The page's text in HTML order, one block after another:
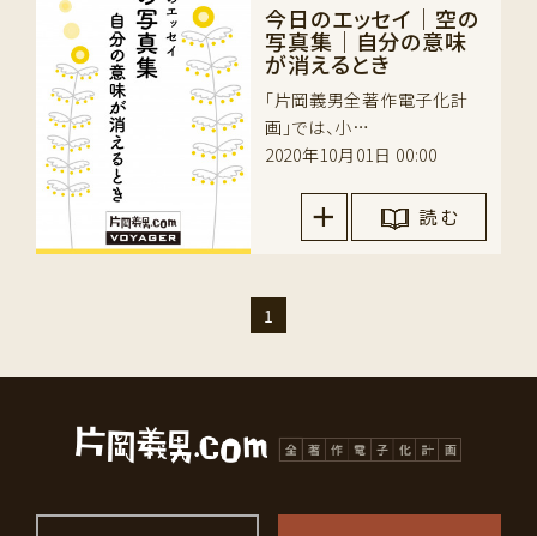
今日のエッセイ｜空の
写真集｜自分の意味
が消えるとき
「片岡義男全著作電子化計
画」では、小…
2020年10月01日 00:00
読 む
1